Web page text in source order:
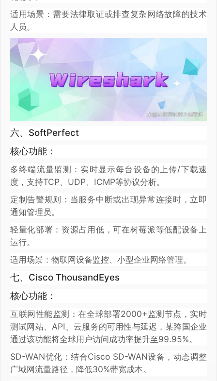
适用场景：需要法律取证或排查复杂网络故障的技术
人员。
六、SoftPerfect
核心功能：
多终端流量监测：实时显示每台设备的上传/下载速
度，支持TCP、UDP、ICMP等协议分析。
定制告警规则：当服务中断或出现异常连接时，立即
通知管理员。
轻量化部署：资源占用低，可在树莓派等低配设备上
运行。
适用场景：物联网设备监控、小型企业网络管理。
七、Cisco ThousandEyes
核心功能：
互联网性能监测：在全球部署2000+监测节点，实时
测试网站、API、云服务的可用性与延迟，某跨国企业
通过该功能将全球用户访问成功率提升至99.95%。
SD-WAN优化：结合Cisco SD-WAN设备，动态调整
广域网流量路径，降低30%带宽成本。